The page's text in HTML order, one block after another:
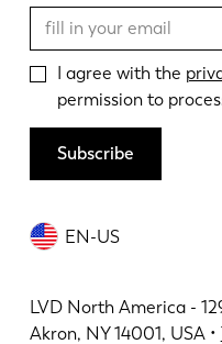
EN-US
LVD North America -
Akron, NY 14001, USA •
I agree with the
permission to
Subscribe